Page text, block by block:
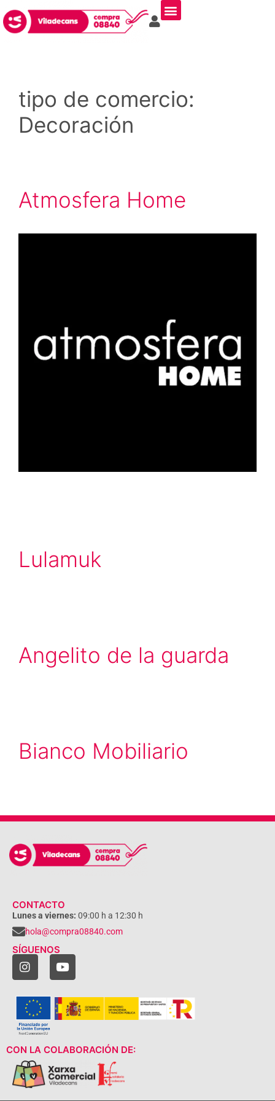
tipo de comercio:
Decoración
Atmosfera Home
Lulamuk
Angelito de la guarda
Bianco Mobiliario
CONTACTO
Lunes a viernes: 09:00 h a 12:30 h
hola@compra08840.com
SÍGUENOS
CON LA COLABORACIÓN DE: